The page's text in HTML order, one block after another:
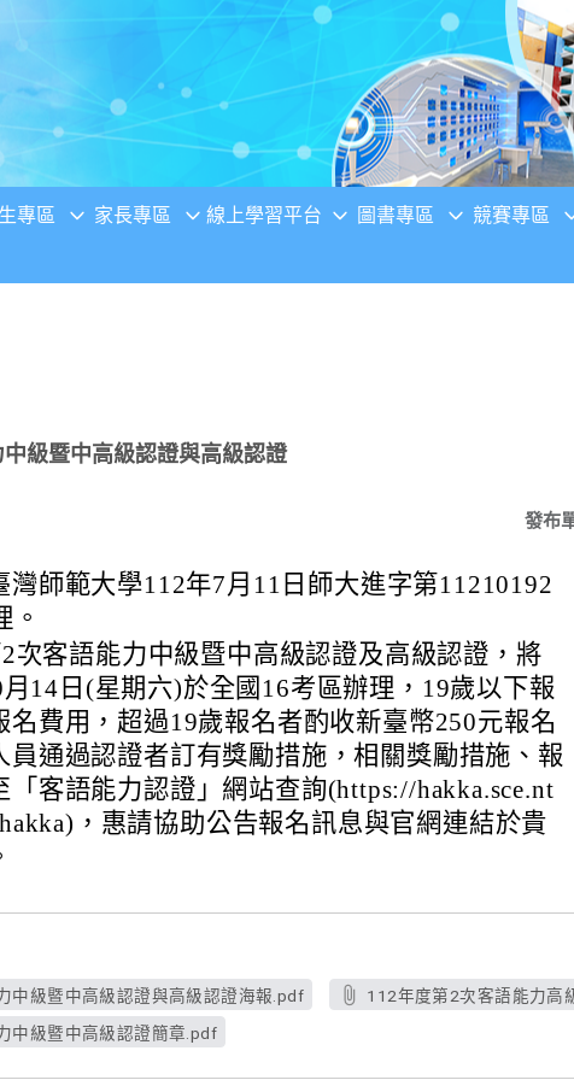
專區 家長專區 線上學習平台 圖書專區 競賽專區
級暨中高級認證與高級認證
發布
灣師範大學112年7月11日師大進字第11210192
。
次客語能力中級暨中高級認證及高級認證，將
14日(星期六)於全國16考區辦理，19歲以下報
名費用，超過19歲報名者酌收新臺幣250元報名
員通過認證者訂有獎勵措施，相關獎勵措施、報
「客語能力認證」網站查詢(https://hakka.sce.nt
，惠請協助公告報名訊息與官網連結於貴
中級暨中高級認證與高級認證海報.pdf
112年度第2次客語能力高
中級暨中高級認證簡章.pdf